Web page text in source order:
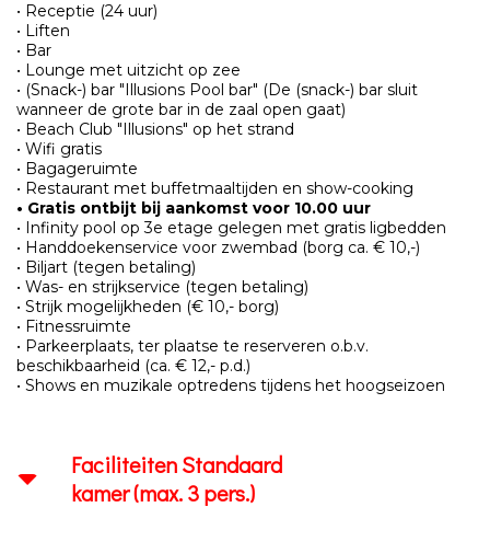
• Receptie (24 uur)
• Liften
• Bar
• Lounge met uitzicht op zee
• (Snack-) bar "Illusions Pool bar" (De (snack-) bar sluit
wanneer de grote bar in de zaal open gaat)
• Beach Club "Illusions" op het strand
• Wifi gratis
• Bagageruimte
• Restaurant met buffetmaaltijden en show-cooking
• Gratis ontbijt bij aankomst voor 10.00 uur
• Infinity pool op 3e etage gelegen met gratis ligbedden
• Handdoekenservice voor zwembad (borg ca. € 10,-)
• Biljart (tegen betaling)
• Was- en strijkservice (tegen betaling)
• Strijk mogelijkheden (€ 10,- borg)
• Fitnessruimte
• Parkeerplaats, ter plaatse te reserveren o.b.v.
beschikbaarheid (ca. € 12,- p.d.)
• Shows en muzikale optredens tijdens het hoogseizoen
Faciliteiten Standaard
kamer (max. 3 pers.)